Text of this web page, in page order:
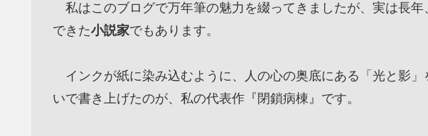
私はこのブログで万年筆の魅力を綴ってきましたが、実は長
できた小説家でもあります。
インクが紙に染み込むように、人の心の奥底にある「光と影
いで書き上げたのが、私の代表作『閉鎖病棟』です。